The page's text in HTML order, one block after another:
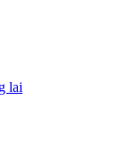
lai